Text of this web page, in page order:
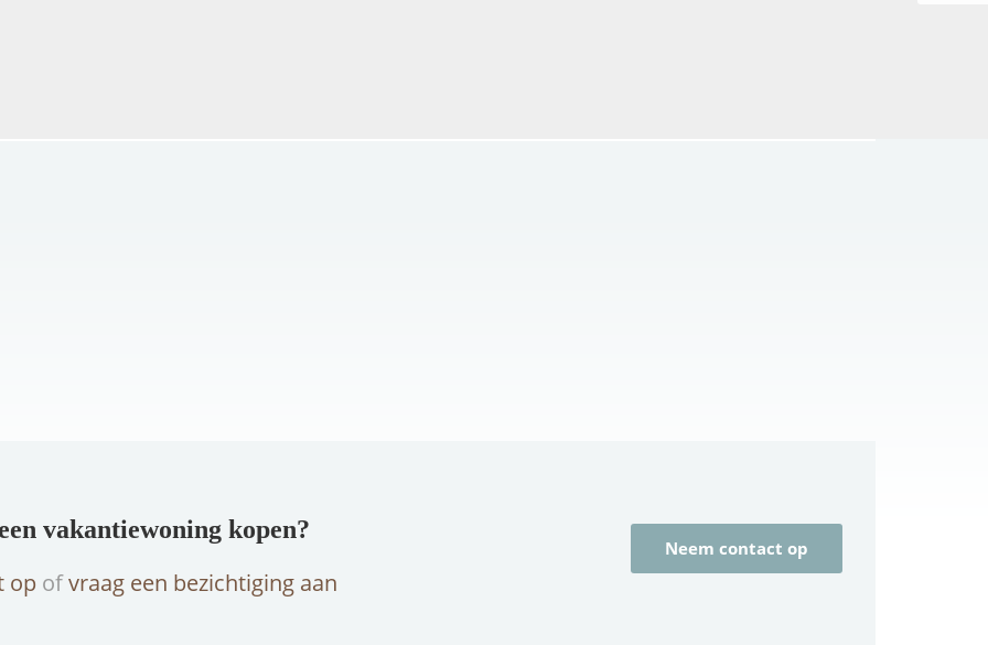
vakantiewoning kopen?
op ofvraag een bezichtiging aan
Neem contact op